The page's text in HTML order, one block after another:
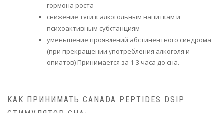
гормона роста
снижение тяги к алкогольным напиткам и
психоактивным субстанциям
уменьшение проявлений абстинентного синдрома
(при прекращении употребления алкоголя и
опиатов) Принимается за 1-3 часа до сна.
КАК ПРИНИМАТЬ CANADA PEPTIDES DSIP